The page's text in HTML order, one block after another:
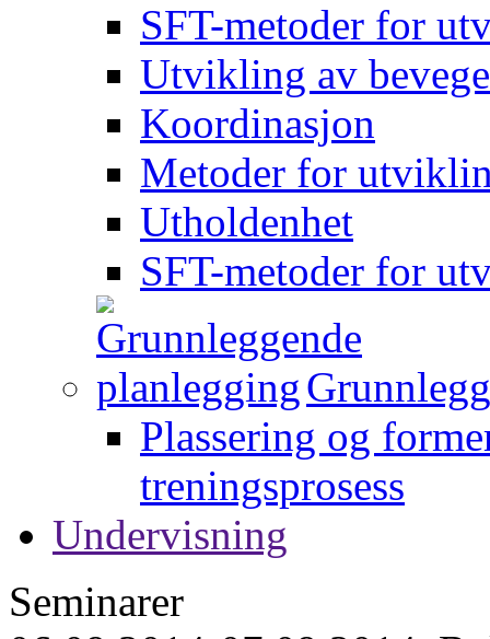
SFT-metoder for
Utvikling av
Koordinasjon
Metoder for
Utholdenhet
SFT-metoder for
Plassering og
treningsprosess
Undervisning
Seminarer